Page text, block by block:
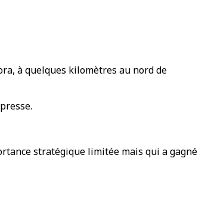
à quelques kilomètres au nord de
stratégique limitée mais qui a gagné